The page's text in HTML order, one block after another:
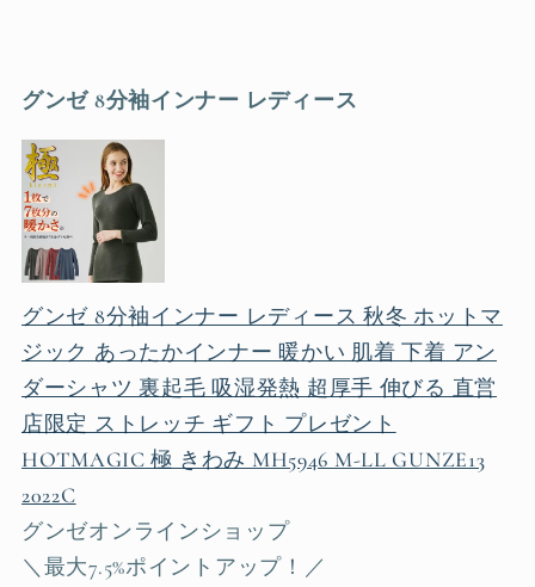
グンゼ 8分袖インナー レディース
グンゼ 8分袖インナー レディース 秋冬 ホットマ
ジック あったかインナー 暖かい 肌着 下着 アン
ダーシャツ 裏起毛 吸湿発熱 超厚手 伸びる 直営
店限定 ストレッチ ギフト プレゼント
HOTMAGIC 極 きわみ MH5946 M-LL GUNZE13
2022C
グンゼオンラインショップ
＼最大7.5%ポイントアップ！／